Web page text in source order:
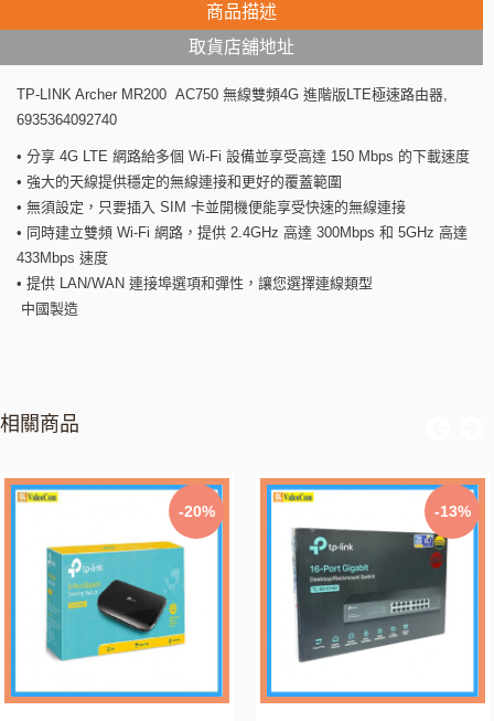
商品描述
取貨店舖地址
TP-LINK Archer MR200 AC750 無線雙頻4G 進階版LTE極速路由器,
6935364092740
• 分享 4G LTE 網路給多個 Wi-Fi 設備並享受高達 150 Mbps 的下載速度
• 強大的天線提供穩定的無線連接和更好的覆蓋範圍
• 無須設定，只要插入 SIM 卡並開機便能享受快速的無線連接
• 同時建立雙頻 Wi-Fi 網路，提供 2.4GHz 高達 300Mbps 和 5GHz 高達
433Mbps 速度
• 提供 LAN/WAN 連接埠選項和彈性，讓您選擇連線類型
中國製造
相關商品
-20% -13%